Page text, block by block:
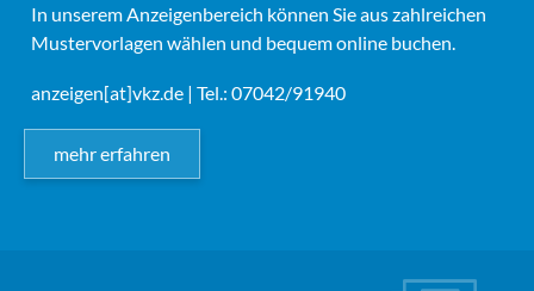
In unserem Anzeigenbereich können Sie aus zahlreichen
Mustervorlagen wählen und bequem online buchen.
anzeigen[at]vkz.de | Tel.: 07042/91940
mehr erfahren